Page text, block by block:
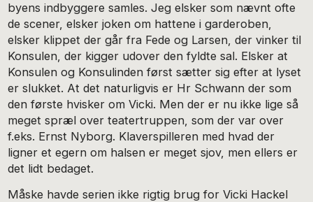
byens indbyggere samles. Jeg elsker som nævnt ofte
de scener, elsker joken om hattene i garderoben,
elsker klippet der går fra Fede og Larsen, der vinker til
Konsulen, der kigger udover den fyldte sal. Elsker at
Konsulen og Konsulinden først sætter sig efter at lyset
er slukket. At det naturligvis er Hr Schwann der som
den første hvisker om Vicki. Men der er nu ikke lige så
meget spræl over teatertruppen, som der var over
f.eks. Ernst Nyborg. Klaverspilleren med hvad der
ligner et egern om halsen er meget sjov, men ellers er
det lidt bedaget.
Måske havde serien ikke rigtig brug for Vicki Hackel